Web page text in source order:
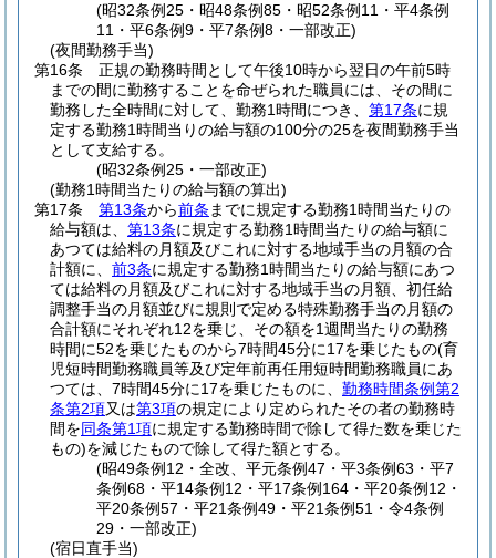
(昭32条例25・昭48条例85・昭52条例11・平4条例
11・平6条例9・平7条例8・一部改正)
(夜間勤務手当)
第16条
正規の勤務時間として午後10時から翌日の午前5時
までの間に勤務することを命ぜられた職員には、その間に
勤務した全時間に対して、勤務1時間につき、 第17条に規
定する勤務1時間当りの給与額の100分の25を夜間勤務手当
として支給する。
(昭32条例25・一部改正)
(勤務1時間当たりの給与額の算出)
第17条
第13条から前条 までに規定する勤務1時間当たりの
給与額は、 第13条に規定する勤務1時間当たりの給与額に
あつては給料の月額及びこれに対する地域手当の月額の合
計額に、 前3条に規定する勤務1時間当たりの給与額にあつ
ては給料の月額及びこれに対する地域手当の月額、初任給
調整手当の月額並びに規則で定める特殊勤務手当の月額の
合計額にそれぞれ12を乗じ、その額を1週間当たりの勤務
時間に52を乗じたものから7時間45分に17を乗じたもの(育
児短時間勤務職員等及び定年前再任用短時間勤務職員にあ
つては、7時間45分に17を乗じたものに、 勤務時間条例第2
条第2項又は第3項の規定により定められたその者の勤務時
間を同条第1項に規定する勤務時間で除して得た数を乗じた
もの)を減じたもので除して得た額とする。
(昭49条例12・全改、平元条例47・平3条例63・平7
条例68・平14条例12・平17条例164・平20条例12・
平20条例57・平21条例49・平21条例51・令4条例
29・一部改正)
(宿日直手当)